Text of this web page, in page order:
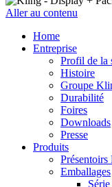
Aller au contenu
Home
Entreprise
Profil de la
Histoire
Groupe
Durabilité
Foires
Downloads
Presse
Produits
Emballages